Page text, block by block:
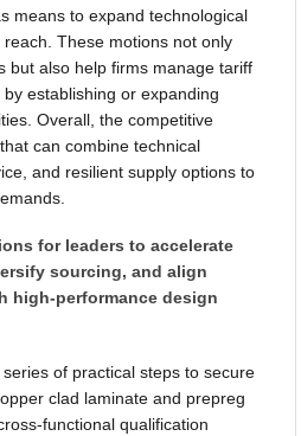
means to expand technological
These motions not only
but also help firms manage tariff
establishing or expanding
Overall, the competitive
can combine technical
and resilient supply options to
for leaders to accelerate
sourcing, and align
high-performance design
of practical steps to secure
clad laminate and prepreg
functional qualification